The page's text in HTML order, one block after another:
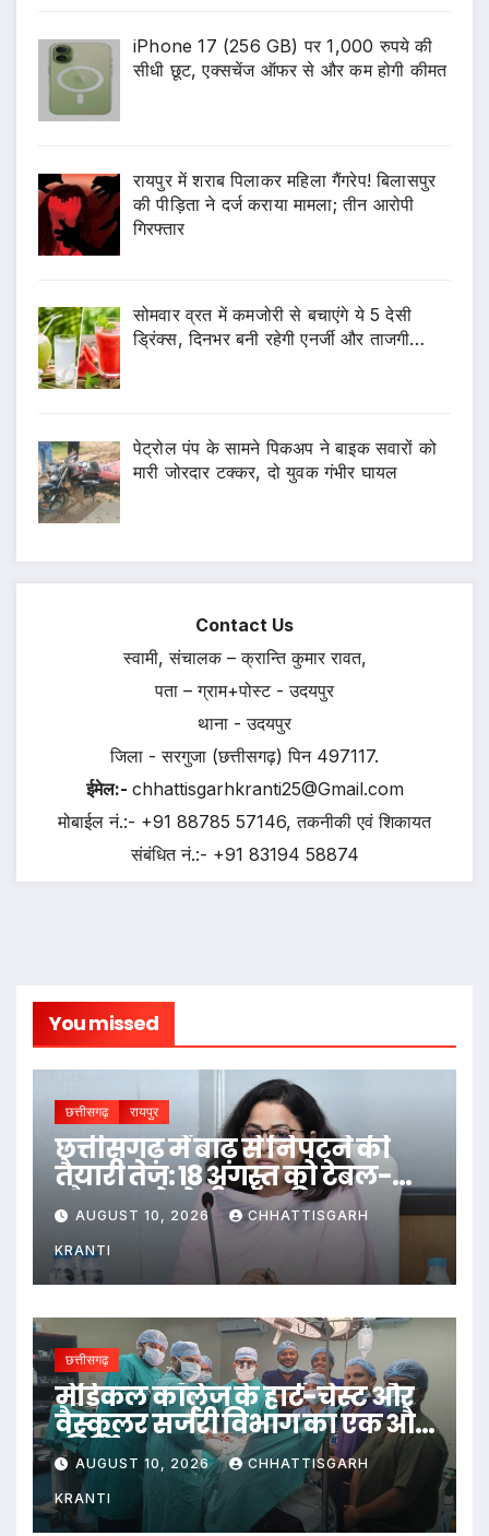
iPhone 17 (256 GB) पर 1,000 रुपये की
सीधी छूट, एक्सचेंज ऑफर से और कम होगी कीमत
रायपुर में शराब पिलाकर महिला गैंगरेप! बिलासपुर
की पीड़िता ने दर्ज कराया मामला; तीन आरोपी
गिरफ्तार
सोमवार व्रत में कमजोरी से बचाएंगे ये 5 देसी
ड्रिंक्स, दिनभर बनी रहेगी एनर्जी और ताजगी…
पेट्रोल पंप के सामने पिकअप ने बाइक सवारों को
मारी जोरदार टक्कर, दो युवक गंभीर घायल
Contact Us
स्वामी, संचालक – क्रान्ति कुमार रावत,
पता – ग्राम+पोस्ट - उदयपुर
थाना - उदयपुर
जिला - सरगुजा (छत्तीसगढ़) पिन 497117.
ईमेल:- chhattisgarhkranti25@Gmail.com
मोबाईल नं.:- +91 88785 57146, तकनीकी एवं शिकायत
संबंधित नं.:- +91 83194 58874
You missed
छत्तीसगढ़ रायपुर
छत्तीसगढ़ में बाढ़ से निपटने की
तैयारी तेज: 18 अगस्त को टेबल-टॉप
और 20 को होगी मॉक ड्रिल
AUGUST 10, 2026 CHHATTISGARH
KRANTI
छत्तीसगढ़
​मेडिकल कॉलेज के हार्ट-चेस्ट और
वैस्कुलर सर्जरी विभाग का एक और
कीर्तिमान
AUGUST 10, 2026 CHHATTISGARH
KRANTI